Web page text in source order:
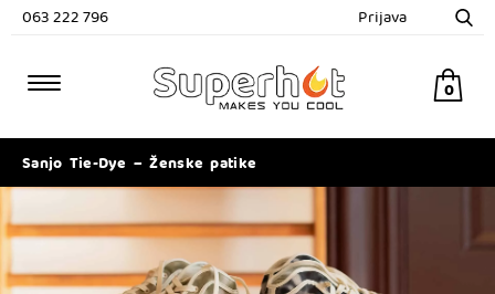
063 222 796 Prijava
Sanjo Tie-Dye – Ženske patike
0